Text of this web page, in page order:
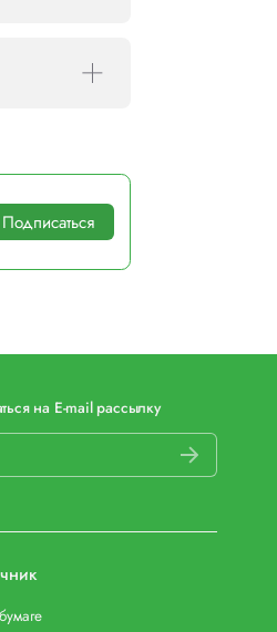
на E-mail рассылку